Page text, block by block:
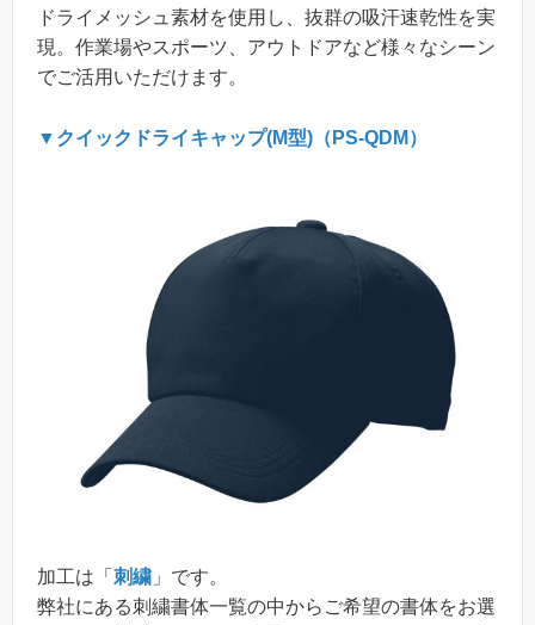
ドライメッシュ素材を使用し、抜群の吸汗速乾性を実
現。作業場やスポーツ、アウトドアなど様々なシーン
でご活用いただけます。
▼クイックドライキャップ(M型)（PS-QDM）
加工は「 刺繍 」です。
弊社にある刺繍書体一覧の中からご希望の書体をお選